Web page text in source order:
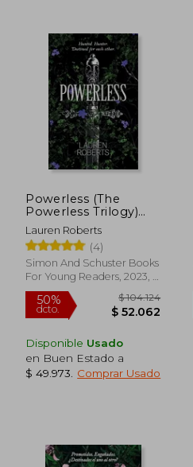
dcto.
Powerless (The
Powerless Trilogy)
(en Inglés)
Lauren Roberts
(4)
Simon And Schuster Books
For Young Readers, 2023, 1
Edición, Tapa Dura, Nuevo
Disponible Usado
en Buen Estado a
$ 49.973
Comprar Usado